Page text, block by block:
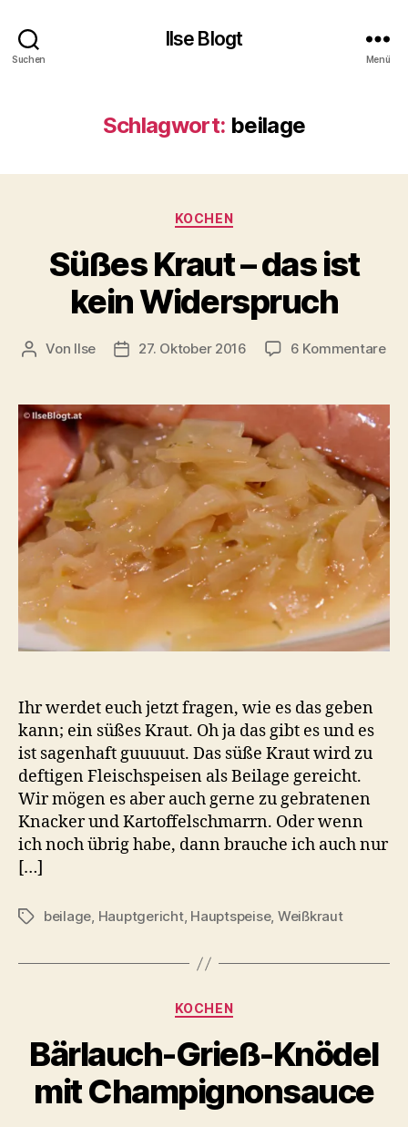
Suchen
Ilse Blogt
Menü
Schlagwort: beilage
Kategorien
KOCHEN
Süßes Kraut – das ist
kein Widerspruch
Beitragsautor
Von Ilse Beitragsdatum
27. Oktober 2016 6 Kommentarezu
–
Ihr werdet euch jetzt fragen, wie es das geben
kann; ein süßes Kraut. Oh ja das gibt es und es
ist sagenhaft guuuuut. Das süße Kraut wird zu
deftigen Fleischspeisen als Beilage gereicht.
Wir mögen es aber auch gerne zu gebratenen
Knacker und Kartoffelschmarrn. Oder wenn
ich noch übrig habe, dann brauche ich auch nur
[…]
Schlagwörter
beilage, Hauptgericht, Hauptspeise, Weißkraut
Kategorien
KOCHEN
Bärlauch-Grieß-Knödel
mit Champignonsauce